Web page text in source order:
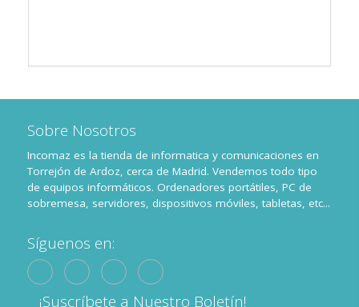
Sobre Nosotros
Incomaz es la tienda de informatica y comunicaciones en
Torrejón de Ardoz, cerca de Madrid. Vendemos todo tipo
de equipos informáticos. Ordenadores portátiles, PC de
sobremesa, servidores, dispositivos móviles, tabletas, etc...
Síguenos en:
¡Suscríbete a Nuestro Boletín!